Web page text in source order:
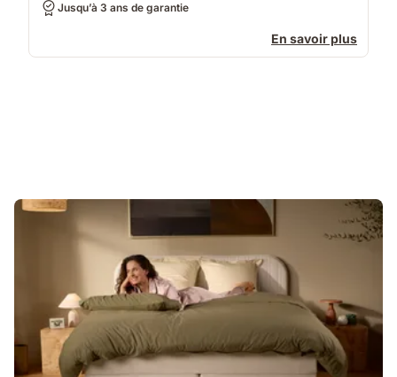
Jusqu’à 3 ans de garantie
En savoir plus